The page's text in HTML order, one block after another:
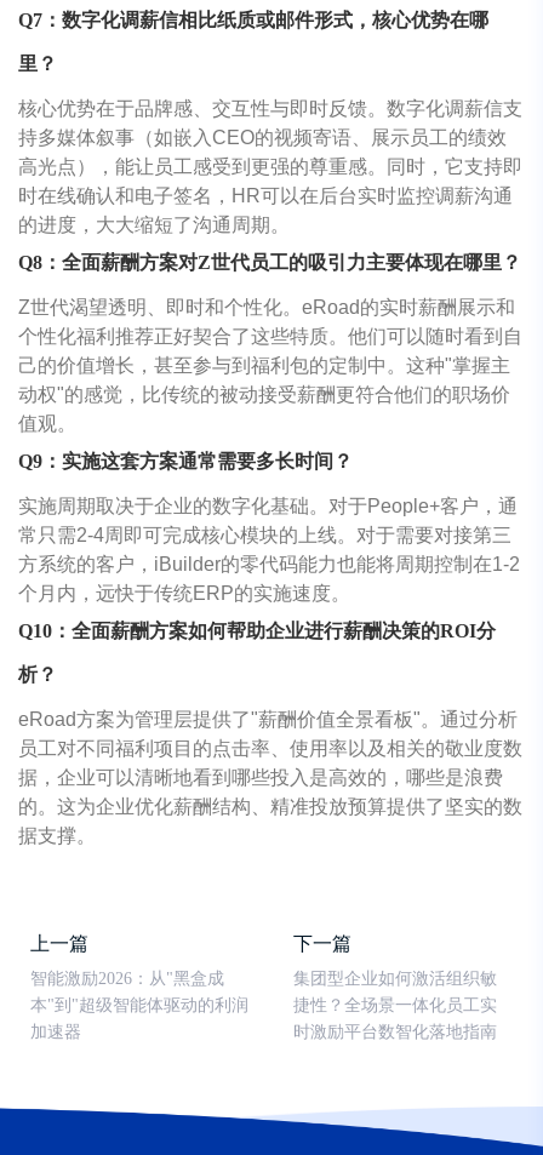
Q7：数字化调薪信相比纸质或邮件形式，核心优势在哪
里？
核心优势在于品牌感、交互性与即时反馈。数字化调薪信支
持多媒体叙事（如嵌入CEO的视频寄语、展示员工的绩效
高光点），能让员工感受到更强的尊重感。同时，它支持即
时在线确认和电子签名，HR可以在后台实时监控调薪沟通
的进度，大大缩短了沟通周期。
Q8：全面薪酬方案对Z世代员工的吸引力主要体现在哪里？
Z世代渴望透明、即时和个性化。eRoad的实时薪酬展示和
个性化福利推荐正好契合了这些特质。他们可以随时看到自
己的价值增长，甚至参与到福利包的定制中。这种"掌握主
动权"的感觉，比传统的被动接受薪酬更符合他们的职场价
值观。
Q9：实施这套方案通常需要多长时间？
实施周期取决于企业的数字化基础。对于People+客户，通
常只需2-4周即可完成核心模块的上线。对于需要对接第三
方系统的客户，iBuilder的零代码能力也能将周期控制在1-2
个月内，远快于传统ERP的实施速度。
Q10：全面薪酬方案如何帮助企业进行薪酬决策的ROI分
析？
eRoad方案为管理层提供了"薪酬价值全景看板"。通过分析
员工对不同福利项目的点击率、使用率以及相关的敬业度数
据，企业可以清晰地看到哪些投入是高效的，哪些是浪费
的。这为企业优化薪酬结构、精准投放预算提供了坚实的数
据支撑。
上一篇
智能激励2026：从"黑盒成
本"到"超级智能体驱动的利润
加速器
下一篇
集团型企业如何激活组织敏
捷性？全场景一体化员工实
时激励平台数智化落地指南